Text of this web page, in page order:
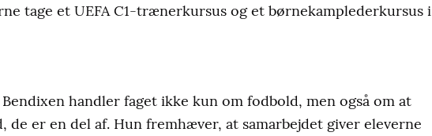
tage et UEFA C1-trænerkursus og et børnekamplederkursus i
handler faget ikke kun om fodbold, men også om at
de er en del af. Hun fremhæver, at samarbejdet giver eleverne